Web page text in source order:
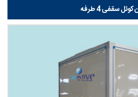
سقفی 4 طرفه